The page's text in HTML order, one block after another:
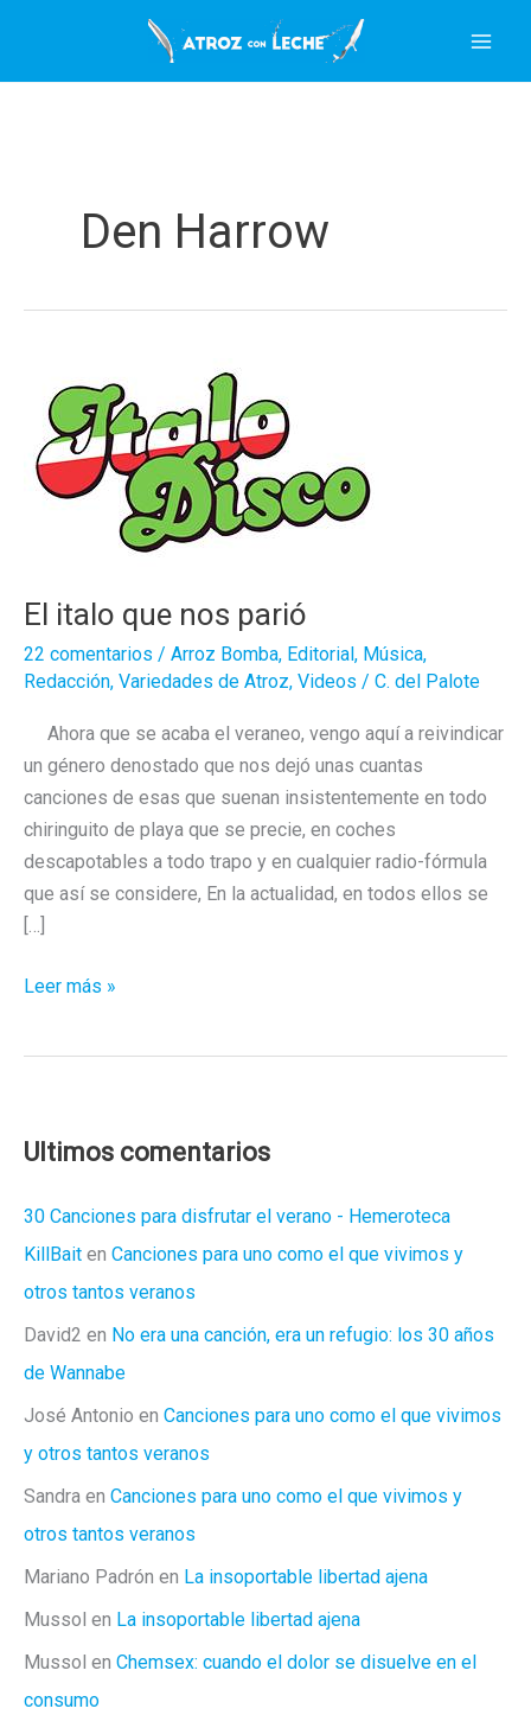
contenido
Den Harrow
El italo que nos parió
22 comentarios / Arroz Bomba, Editorial , Música,
Redacción, Variedades de Atroz, Videos / C. del Palote
Ahora que se acaba el veraneo, vengo aquí a reivindicar
un género denostado que nos dejó unas cuantas
canciones de esas que suenan insistentemente en todo
chiringuito de playa que se precie, en coches
descapotables a todo trapo y en cualquier radio-fórmula
que así se considere, En la actualidad, en todos ellos se
[…]
El
Leer más »
Ultimos comentarios
30 Canciones para disfrutar el verano - Hemeroteca
KillBait en Canciones para uno como el que vivimos y
otros tantos veranos
David2 en No era una canción, era un refugio: los 30 años
de Wannabe
José Antonio en Canciones para uno como el que vivimos
y otros tantos veranos
Sandra en Canciones para uno como el que vivimos y
otros tantos veranos
Mariano Padrón en La insoportable libertad ajena
Mussol en La insoportable libertad ajena
Mussol en Chemsex: cuando el dolor se disuelve en el
consumo